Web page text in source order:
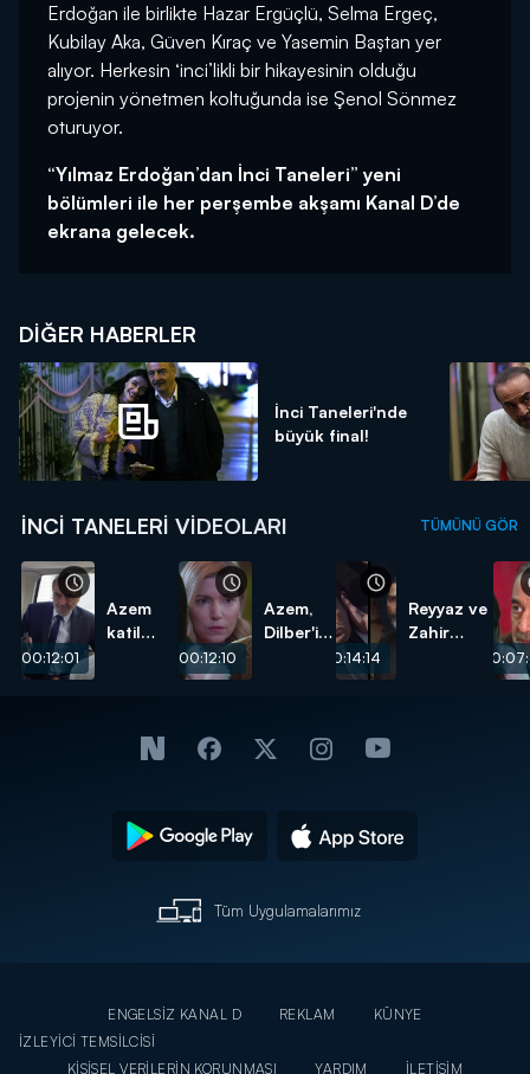
Erdoğan ile birlikte Hazar Ergüçlü, Selma Ergeç,
Kubilay Aka, Güven Kıraç ve Yasemin Baştan yer
alıyor. Herkesin ‘inci’likli bir hikayesinin olduğu
projenin yönetmen koltuğunda ise Şenol Sönmez
oturuyor.
“Yılmaz Erdoğan’dan İnci Taneleri” yeni
bölümleri ile her perşembe akşamı Kanal D’de
ekrana gelecek.
DIĞER HABERLER
İnci Taneleri'nde
büyük final!
İNCI TANELERI VIDEOLARI TÜMÜNÜ GÖR
00:12:01
Azem
katil
00:12:10
Azem,
Dilber'i
00:14:14
Reyyaz ve
Zahir
Tüm Uygulamalarımız
ENGELSİZ KANAL D REKLAM
KÜNYE
İZLEYİCİ TEMSİLCİSİ
KİŞİSEL VERİLERİN KORUNMASI
YARDIM İLETİŞİM